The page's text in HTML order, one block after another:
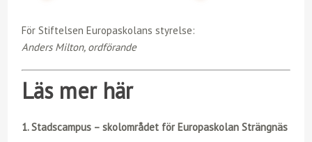
För Stiftelsen Europaskolans styrelse:
Anders Milton, ordförande
Läs mer här
1. Stadscampus – skolområdet för Europaskolan Strängnäs